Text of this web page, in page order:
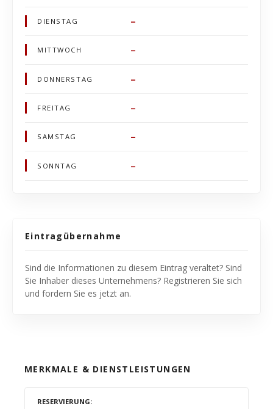
DIENSTAG –
MITTWOCH –
DONNERSTAG –
FREITAG –
SAMSTAG –
SONNTAG –
Eintragübernahme
Sind die Informationen zu diesem Eintrag veraltet? Sind
Sie Inhaber dieses Unternehmens? Registrieren Sie sich
und fordern Sie es jetzt an.
MERKMALE & DIENSTLEISTUNGEN
RESERVIERUNG